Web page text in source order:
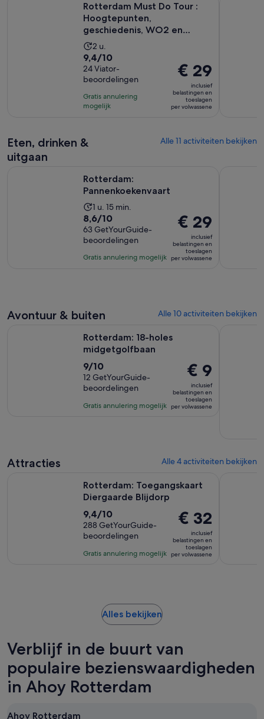
Rotterdam Must Do Tour :
Hoogtepunten,
geschiedenis, WO2 en
architectuur
De
activiteit
duurt
2
uur
2 u.
9.4
van
10
met
24
9,4/10
24 Viator-
beoordelingen
Gratis annulering
mogelijk
De
prijs
is
€ 29
€ 29
inclusief
belastingen en
toeslagen
per volwassene
Eten, drinken &
uitgaan
Alle 11 activiteiten bekijken
Rotterdam:
Pannenkoekenvaart
De
activiteit
duurt
1
uur
1 u. 15 min.
8.6
van
10
met
8,6/10
63 GetYourGuide-
beoordelingen
Gratis annulering mogelijk
De
prijs
is
€ 29
€ 29
inclusief
belastingen en
toeslagen
per volwassene
Avontuur & buiten Alle 10 activiteiten bekijken
Rotterdam: 18-holes
midgetgolfbaan
9.0
van
10
met
9/10
12 GetYourGuide-
beoordelingen
Gratis annulering mogelijk
De
prijs
is
€ 9
€ 9
inclusief
belastingen en
toeslagen
per volwassene
Attracties Alle 4 activiteiten bekijken
Rotterdam: Toegangskaart
Diergaarde Blijdorp
9.4
van
10
met
9,4/10
288 GetYourGuide-
beoordelingen
Gratis annulering mogelijk
De
prijs
is
€ 32
€ 32
inclusief
belastingen en
toeslagen
per volwassene
Alles bekijkenOpent
tab
Verblijf in de buurt van
populaire bezienswaardigheden
in Ahoy Rotterdam
Ahoy Rotterdam